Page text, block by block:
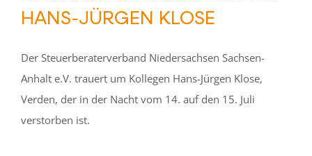
HANS-JÜRGEN KLOSE
Der Steuerberaterverband Niedersachsen Sachsen-
Anhalt e.V. trauert um Kollegen Hans-Jürgen Klose,
Verden, der in der Nacht vom 14. auf den 15. Juli
verstorben ist.